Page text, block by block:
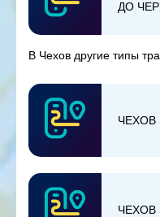
ДО
В Чехов другие типы
ЧЕХОВ
ЧЕХОВ